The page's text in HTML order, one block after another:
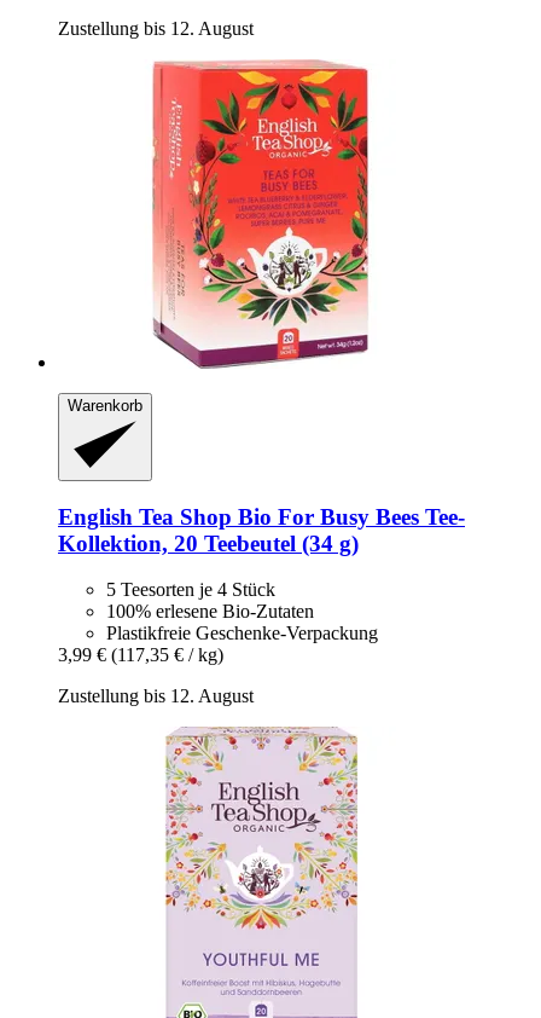
Zustellung bis 12. August
Warenkorb
English Tea Shop Bio For Busy Bees Tee-​
Kollektion, 20 Teebeutel (34 g)
5 Teesorten je 4 Stück
100% erlesene Bio-Zutaten
Plastikfreie Geschenke-Verpackung
3,99 € (117,35 € / kg)
Zustellung bis 12. August